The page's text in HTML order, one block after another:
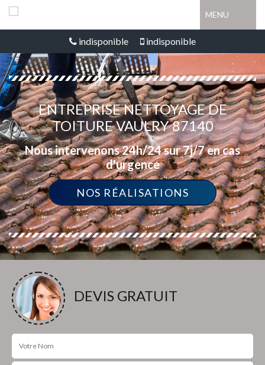
MENU
indisponible indisponible
ENTREPRISE NETTOYAGE DE
TOITURE VAULRY 87140
Nous intervenons 24h/24 sur 7j/7 en cas
d'urgence
NOS RÉALISATIONS
DEVIS GRATUIT